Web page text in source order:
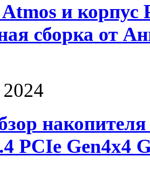
и корпус
сборка от
PCIe Gen4х4